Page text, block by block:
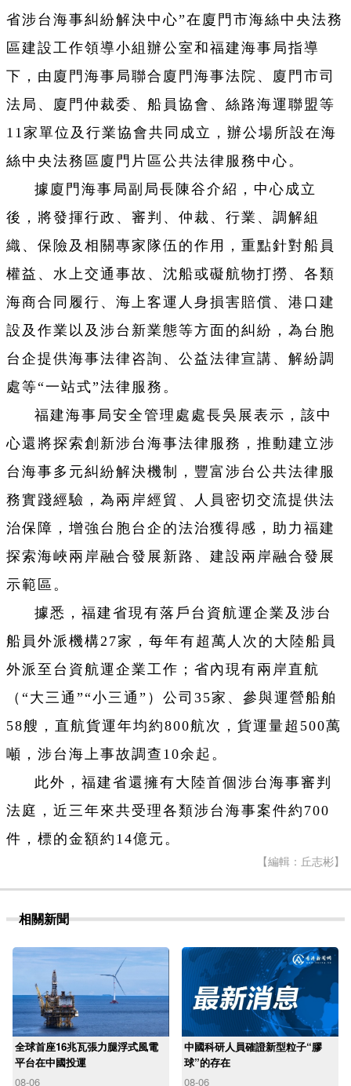
省涉台海事糾紛解決中心”在廈門市海絲中央法務
區建設工作領導小組辦公室和福建海事局指導
下，由廈門海事局聯合廈門海事法院、廈門市司
法局、廈門仲裁委、船員協會、絲路海運聯盟等
11家單位及行業協會共同成立，辦公場所設在海
絲中央法務區廈門片區公共法律服務中心。
據廈門海事局副局長陳谷介紹，中心成立
後，將發揮行政、審判、仲裁、行業、調解組
織、保險及相關專家隊伍的作用，重點針對船員
權益、水上交通事故、沈船或礙航物打撈、各類
海商合同履行、海上客運人身損害賠償、港口建
設及作業以及涉台新業態等方面的糾紛，為台胞
台企提供海事法律咨詢、公益法律宣講、解紛調
處等“一站式”法律服務。
福建海事局安全管理處處長吳展表示，該中
心還將探索創新涉台海事法律服務，推動建立涉
台海事多元糾紛解決機制，豐富涉台公共法律服
務實踐經驗，為兩岸經貿、人員密切交流提供法
治保障，增強台胞台企的法治獲得感，助力福建
探索海峽兩岸融合發展新路、建設兩岸融合發展
示範區。
據悉，福建省現有落戶台資航運企業及涉台
船員外派機構27家，每年有超萬人次的大陸船員
外派至台資航運企業工作；省內現有兩岸直航
（“大三通”“小三通”）公司35家、參與運營船舶
58艘，直航貨運年均約800航次，貨運量超500萬
噸，涉台海上事故調查10余起。
此外，福建省還擁有大陸首個涉台海事審判
法庭，近三年來共受理各類涉台海事案件約700
件，標的金額約14億元。
【編輯：丘志彬】
相關新聞
全球首座16兆瓦張力腿浮式風電
平台在中國投運
08-06
中國科研人員確證新型粒子“膠
球”的存在
08-06